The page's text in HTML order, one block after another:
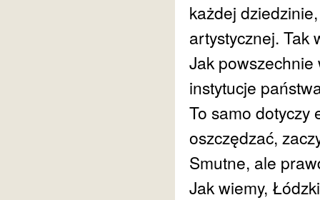
każdej
artystycznej. Tak
Jak
instytucje
To samo dotyczy
oszczędzać,
Smutne, ale
Jak wiemy,